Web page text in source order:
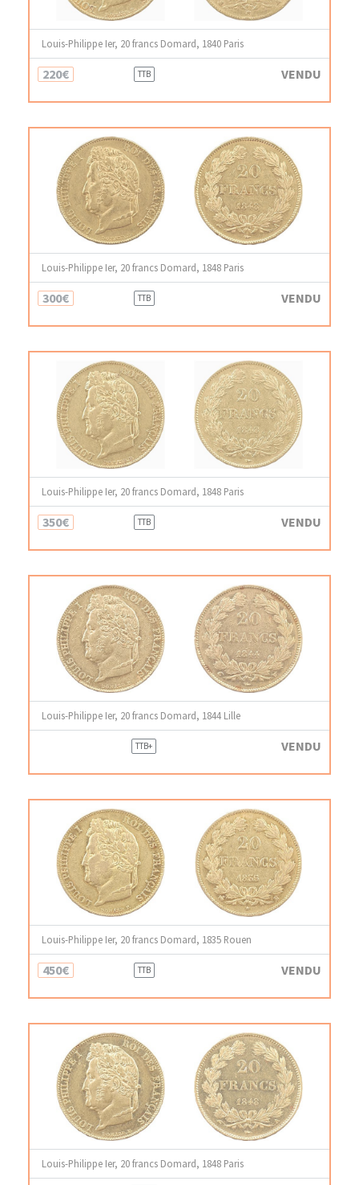
Louis-Philippe Ier, 20 francs Domard, 1840 Paris
220€ TTB VENDU
Louis-Philippe Ier, 20 francs Domard, 1848 Paris
300€ TTB VENDU
Louis-Philippe Ier, 20 francs Domard, 1848 Paris
350€ TTB VENDU
Louis-Philippe Ier, 20 francs Domard, 1844 Lille
TTB+ VENDU
Louis-Philippe Ier, 20 francs Domard, 1835 Rouen
450€ TTB VENDU
Louis-Philippe Ier, 20 francs Domard, 1848 Paris